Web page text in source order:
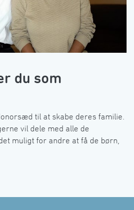
du som
til at skabe deres familie.
vil dele med alle de
muligt for andre at få de børn,